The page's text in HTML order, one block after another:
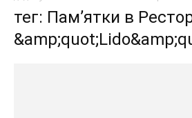
тег: Пам’ятки в